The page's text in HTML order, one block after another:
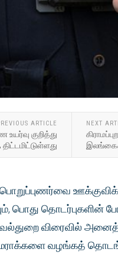
ARTICLE
குறித்து
NEXT
பொது தொடர்புகளின்
விரைவில்
வழங்கத்